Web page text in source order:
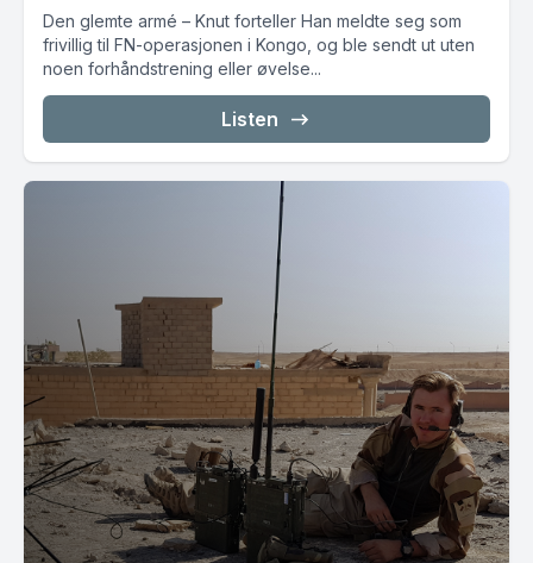
Den glemte armé – Knut forteller Han meldte seg som
frivillig til FN-operasjonen i Kongo, og ble sendt ut uten
noen forhåndstrening eller øvelse...
Listen